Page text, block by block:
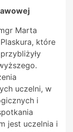
Marta
które
uczelni, w
i
jest uczelnia i